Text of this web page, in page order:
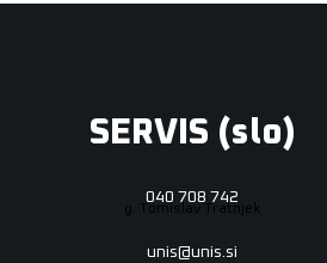
SERVIS (slo)
040 708 742
g. Tomislav Tratnjek
unis@unis.si